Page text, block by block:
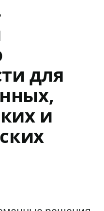
для
и